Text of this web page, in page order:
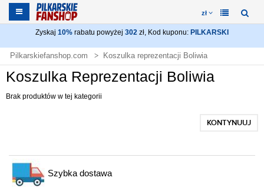
zł
Zyskaj 10% rabatu powyżej 302 zł, Kod kuponu: PILKARSKI
Pilkarskiefanshop.com Koszulka reprezentacji Boliwia
Koszulka Reprezentacji Boliwia
Brak produktów w tej kategorii
KONTYNUUJ
Szybka dostawa